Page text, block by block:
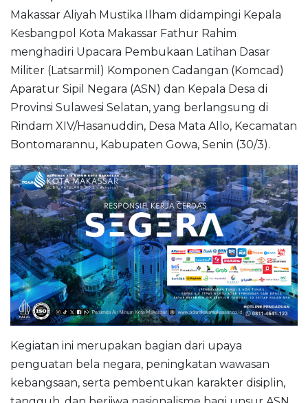
Makassar Aliyah Mustika Ilham didampingi Kepala
Kesbangpol Kota Makassar Fathur Rahim
menghadiri Upacara Pembukaan Latihan Dasar
Militer (Latsarmil) Komponen Cadangan (Komcad)
Aparatur Sipil Negara (ASN) dan Kepala Desa di
Provinsi Sulawesi Selatan, yang berlangsung di
Rindam XIV/Hasanuddin, Desa Mata Allo, Kecamatan
Bontomarannu, Kabupaten Gowa, Senin (30/3).
Kegiatan ini merupakan bagian dari upaya
penguatan bela negara, peningkatan wawasan
kebangsaan, serta pembentukan karakter disiplin,